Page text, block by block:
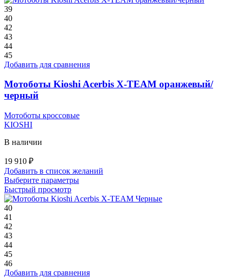
странице
39
40
42
43
44
45
Добавить для сравнения
Мотоботы Kioshi Acerbis X-TEAM оранжевый/
черный
Мотоботы кроссовые
KIOSHI
В наличии
19 910 ₽
Добавить в список желаний
Выберите параметрыЭтот
имеет
товара.
Быстрый просмотр
40
41
42
43
44
45
46
Добавить для сравнения